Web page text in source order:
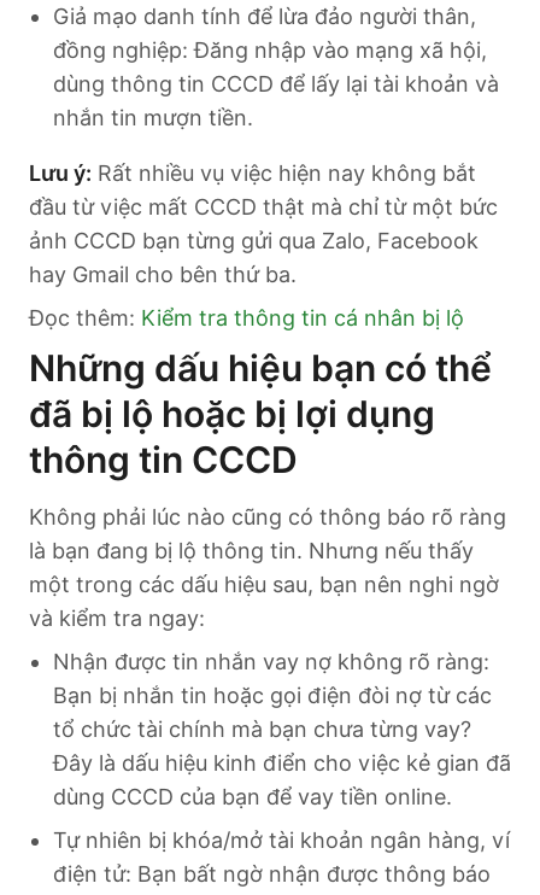
Giả mạo danh tính để lừa đảo người thân,
đồng nghiệp: Đăng nhập vào mạng xã hội,
dùng thông tin CCCD để lấy lại tài khoản và
nhắn tin mượn tiền.
Lưu ý: Rất nhiều vụ việc hiện nay không bắt
đầu từ việc mất CCCD thật mà chỉ từ một bức
ảnh CCCD bạn từng gửi qua Zalo, Facebook
hay Gmail cho bên thứ ba.
Đọc thêm: Kiểm tra thông tin cá nhân bị lộ
Những dấu hiệu bạn có thể
đã bị lộ hoặc bị lợi dụng
thông tin CCCD
Không phải lúc nào cũng có thông báo rõ ràng
là bạn đang bị lộ thông tin. Nhưng nếu thấy
một trong các dấu hiệu sau, bạn nên nghi ngờ
và kiểm tra ngay:
Nhận được tin nhắn vay nợ không rõ ràng:
Bạn bị nhắn tin hoặc gọi điện đòi nợ từ các
tổ chức tài chính mà bạn chưa từng vay?
Đây là dấu hiệu kinh điển cho việc kẻ gian đã
dùng CCCD của bạn để vay tiền online.
Tự nhiên bị khóa/mở tài khoản ngân hàng, ví
điện tử: Bạn bất ngờ nhận được thông báo